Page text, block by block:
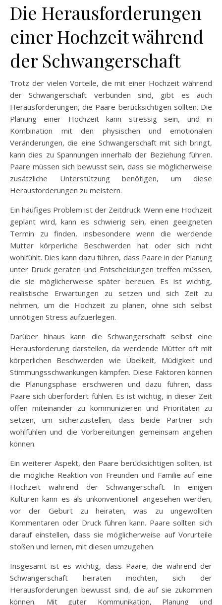
Die Herausforderungen
einer Hochzeit während
der Schwangerschaft
Trotz der vielen Vorteile, die mit einer Hochzeit während
der Schwangerschaft verbunden sind, gibt es auch
Herausforderungen, die Paare berücksichtigen sollten. Die
Planung einer Hochzeit kann stressig sein, und in
Kombination mit den physischen und emotionalen
Veränderungen, die eine Schwangerschaft mit sich bringt,
kann dies zu Spannungen innerhalb der Beziehung führen.
Paare müssen sich bewusst sein, dass sie möglicherweise
zusätzliche Unterstützung benötigen, um diese
Herausforderungen zu meistern.
Ein häufiges Problem ist der Zeitdruck. Wenn eine Hochzeit
geplant wird, kann es schwierig sein, einen geeigneten
Termin zu finden, insbesondere wenn die werdende
Mutter körperliche Beschwerden hat oder sich nicht
wohlfühlt. Dies kann dazu führen, dass Paare in der Planung
unter Druck geraten und Entscheidungen treffen müssen,
die sie möglicherweise später bereuen. Es ist wichtig,
realistische Erwartungen zu setzen und sich Zeit zu
nehmen, um die Hochzeit zu planen, ohne sich selbst
unnötigen Stress aufzuerlegen.
Darüber hinaus kann die Schwangerschaft selbst eine
Herausforderung darstellen, da werdende Mütter oft mit
körperlichen Beschwerden wie Übelkeit, Müdigkeit und
Stimmungsschwankungen kämpfen. Diese Faktoren können
die Planungsphase erschweren und dazu führen, dass
Paare sich überfordert fühlen. Es ist wichtig, in dieser Zeit
offen miteinander zu kommunizieren und Prioritäten zu
setzen, um sicherzustellen, dass beide Partner sich
wohlfühlen und die Vorbereitungen gemeinsam angehen
können.
Ein weiterer Aspekt, den Paare berücksichtigen sollten, ist
die mögliche Reaktion von Freunden und Familie auf eine
Hochzeit während der Schwangerschaft. In einigen
Kulturen kann es als unkonventionell angesehen werden,
vor der Geburt zu heiraten, was zu ungewollten
Kommentaren oder Druck führen kann. Paare sollten sich
darauf einstellen, dass sie möglicherweise auf Vorurteile
stoßen und lernen, mit diesen umzugehen.
Insgesamt ist es wichtig, dass Paare, die während der
Schwangerschaft heiraten möchten, sich der
Herausforderungen bewusst sind, die auf sie zukommen
können. Mit guter Kommunikation, Planung und